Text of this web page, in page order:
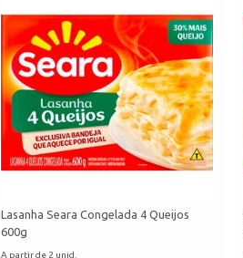
Lasanha Seara Congelada 4 Queijos
600g
A partir de 2 unid.